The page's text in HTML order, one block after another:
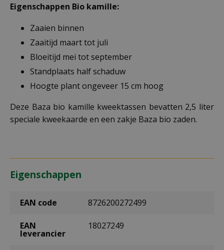
Eigenschappen Bio kamille:
Zaaien binnen
Zaaitijd maart tot juli
Bloeitijd mei tot september
Standplaats half schaduw
Hoogte plant ongeveer 15 cm hoog
Deze Baza bio kamille kweektassen bevatten 2,5 liter
speciale kweekaarde en een zakje Baza bio zaden.
Eigenschappen
EAN code 8726200272499
EAN
leverancier
18027249